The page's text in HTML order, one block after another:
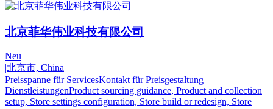
北京菲华伟业科技有限公司
Neu
|北京市, China
Preisspanne für ServicesKontakt für Preisgestaltung
DienstleistungenProduct sourcing guidance, Product and collection
setup, Store settings configuration, Store build or redesign, Store